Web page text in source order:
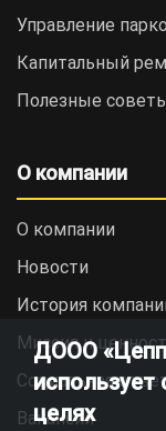
Управление
Капитальный
Полезные
О компании
О компании
Новости
История
Миссия и
Социальная
Вакансии
ДООО
использует
целях